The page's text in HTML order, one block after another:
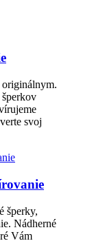
originálnym.
svoj
šperky,
Nádherné
Vám